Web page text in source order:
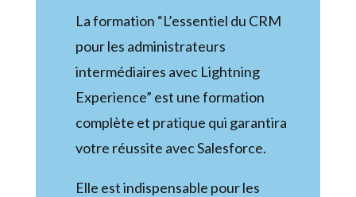
La formation “L’essentiel du CRM
pour les administrateurs
intermédiaires avec Lightning
Experience” est une formation
complète et pratique qui garantira
votre réussite avec Salesforce.
Elle est indispensable pour les